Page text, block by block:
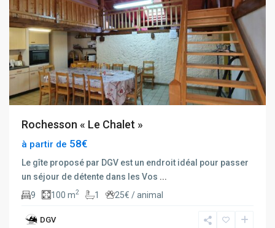
Rochesson « Le Chalet »
à partir de 58€
Le gîte proposé par DGV est un endroit idéal pour passer
un séjour de détente dans les Vos ...
9
100 m2 1 25€ / animal
DGV